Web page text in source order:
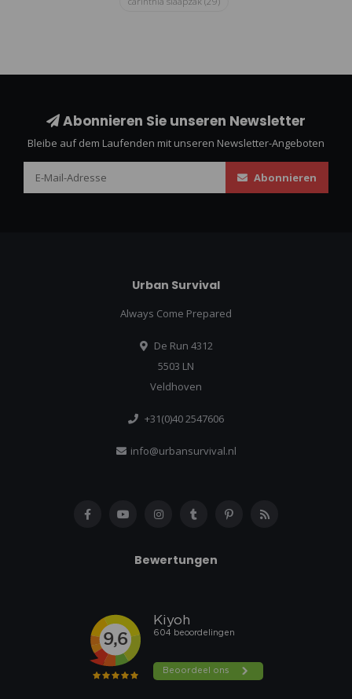
Abonnieren Sie unseren Newsletter
Bleibe auf dem Laufenden mit unseren Newsletter-Angeboten
Abonnieren
Urban Survival
Always Come Prepared
De Run 4312
5503 LN
Veldhoven
+31(0)40 2547606
info@urbansurvival.nl
Bewertungen